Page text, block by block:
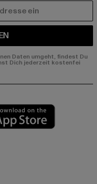
Daten umgeht, findest Du
Dich jederzeit kostenfei